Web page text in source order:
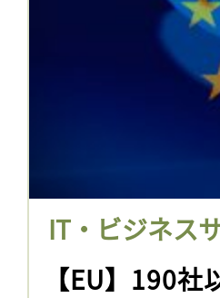
IT・ビジネス
【EU】190